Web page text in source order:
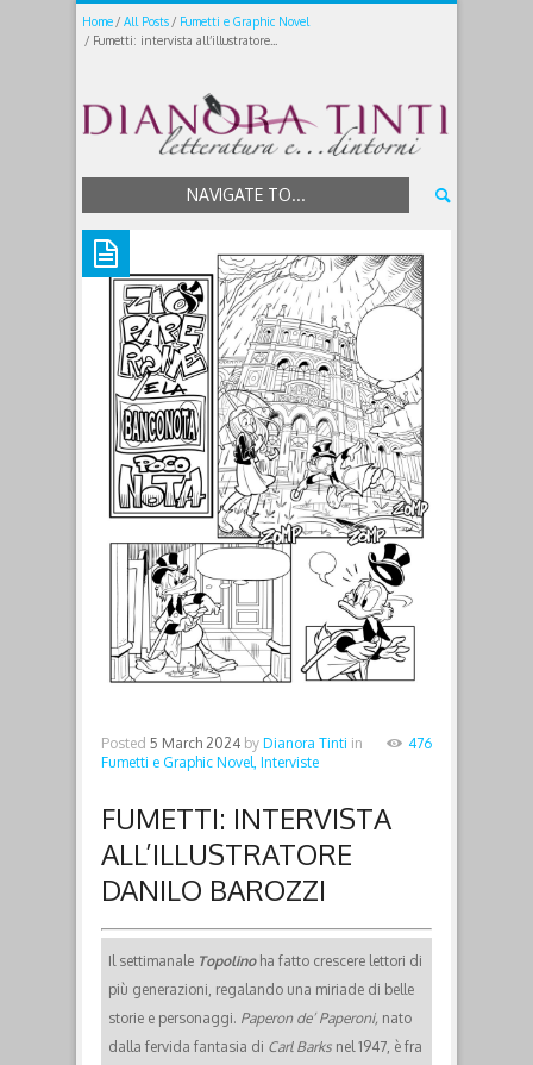
Home All Posts
Fumetti e Graphic Novel
Fumetti: intervista all’illustratore...
NAVIGATE TO...
Posted 5 March 2024 by Dianora Tinti in
Fumetti e Graphic Novel, Interviste
476
FUMETTI: INTERVISTA
ALL’ILLUSTRATORE
DANILO BAROZZI
Il settimanale Topolinoha fatto crescere lettori di
più generazioni, regalando una miriade di belle
storie e personaggi. Paperon de’ Paperoni, nato
dalla fervida fantasia di Carl Barks nel 1947, è fra